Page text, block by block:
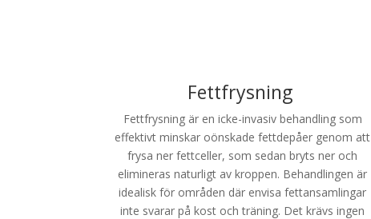
Fettfrysning
Fettfrysning är en icke-invasiv behandling som
effektivt minskar oönskade fettdepåer genom att
frysa ner fettceller, som sedan bryts ner och
elimineras naturligt av kroppen. Behandlingen är
idealisk för områden där envisa fettansamlingar
inte svarar på kost och träning. Det krävs ingen